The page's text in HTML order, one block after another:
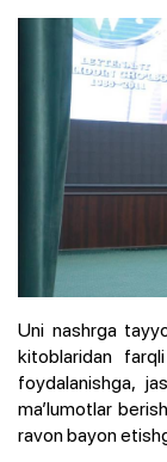
Uni nashrga
kitoblaridan
foydalanishga,
ma’lumotlar
ravon bayon